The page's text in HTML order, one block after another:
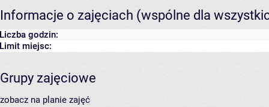
Informacje o zajęciach (wspólne dla
Liczba godzin:
Limit miejsc:
Grupy zajęciowe
zobacz na planie zajęć